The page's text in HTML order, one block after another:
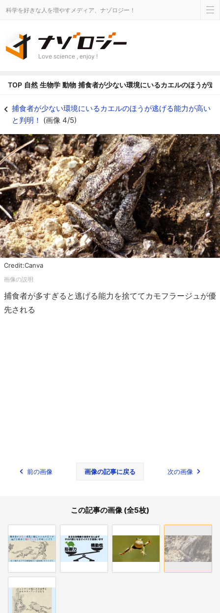
科学を好きな人を増やすメディア、ナゾロジー！
Love science , enjoy !
TOP 自然 生物学 動物 捕食者が少ない環境にいるカエルのほうが逃
捕食者が少ない環境にいるカエルのほうが逃げる能力が高い
と判明！ (画像 4/5)
Credit:Canva
捕食者が多すぎると逃げる能力を捨ててカモフラージュが優
先される
前の画像 画像の記事に戻る 次の画像
この記事の画像 (全5枚)